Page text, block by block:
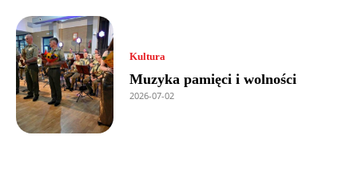
Kultura
Muzyka pamięci i wolności
2026-07-02